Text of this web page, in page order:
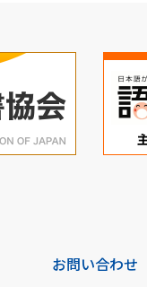
お問い合わせ